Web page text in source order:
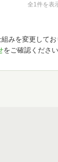
全1件を表
みを変更して
をご確認ください